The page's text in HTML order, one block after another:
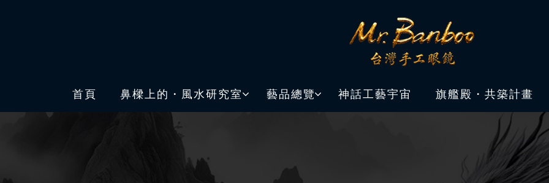
首頁 鼻樑上的・風水研究室 藝品總覽 神話工藝宇宙 旗艦殿・共築計畫